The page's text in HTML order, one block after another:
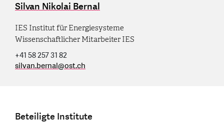
Silvan Nikolai Bernal
IES Institut für Energiesysteme
Wissenschaftlicher Mitarbeiter IES
+41 58 257 31 82
silvan.bernal@ost.ch
Beteiligte Institute